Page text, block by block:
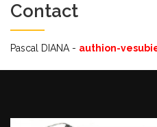
Contact
Pascal DIANA - authion-